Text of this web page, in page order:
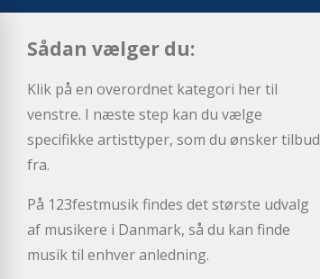
Sådan vælger du:
Klik på en overordnet kategori her til
venstre. I næste step kan du vælge
specifikke artisttyper, som du ønsker tilbud
fra.
På 123festmusik findes det største udvalg
af musikere i Danmark, så du kan finde
musik til enhver anledning.